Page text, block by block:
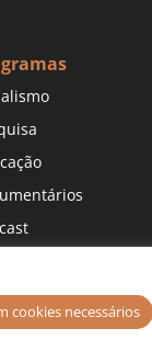
cookies necessários